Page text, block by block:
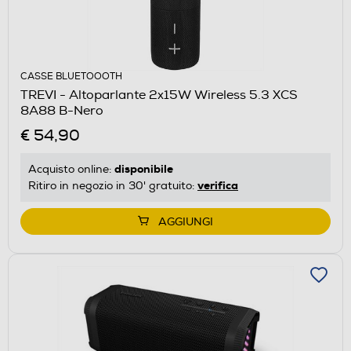
CASSE BLUETOOOTH
TREVI - Altoparlante 2x15W Wireless 5.3 XCS
8A88 B-Nero
€ 54,90
Acquisto online: disponibile
Ritiro in negozio in 30' gratuito: verifica
AGGIUNGI